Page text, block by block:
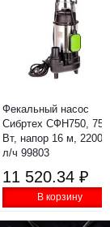
Фекальный насос
Сибртех СФН750, 750
Вт, напор 16 м, 22000
л/ч 99803
11 520.34 ₽
В корзину